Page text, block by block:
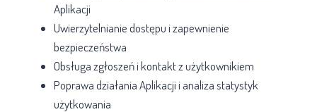
Aplikacji
Uwierzytelnianie dostępu i zapewnienie
bezpieczeństwa
Obsługa zgłoszeń i kontakt z użytkownikiem
Poprawa działania Aplikacji i analiza statystyk
użytkowania